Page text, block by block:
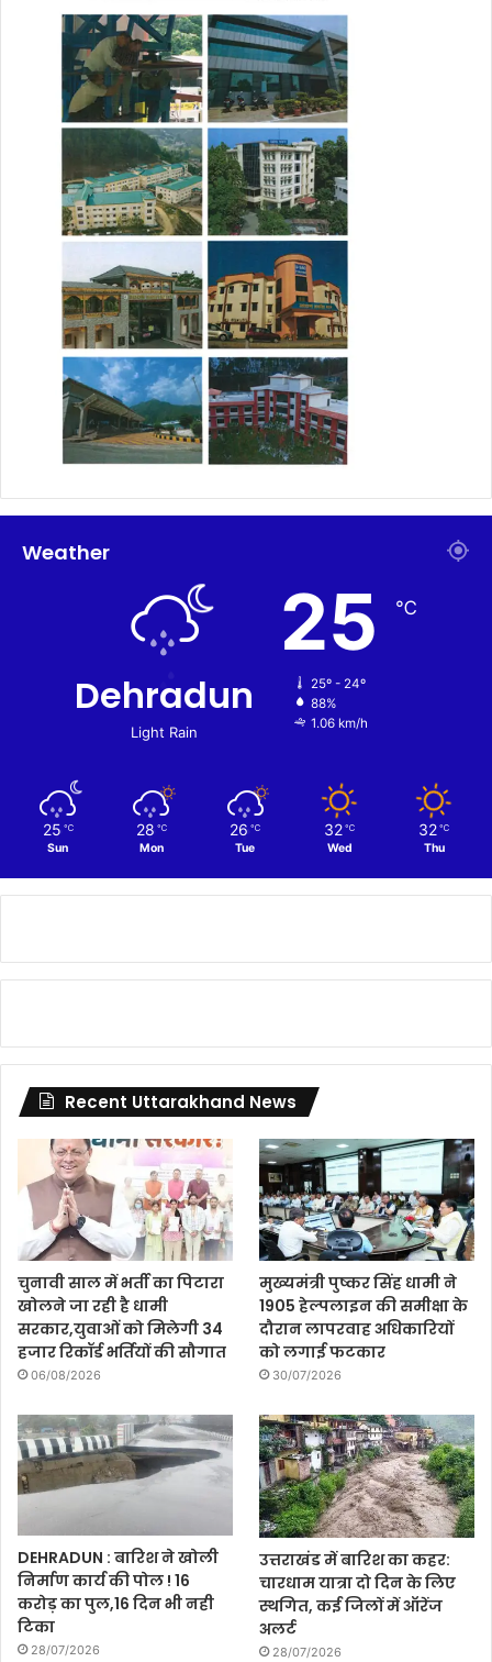
Weather
Dehradun
Light Rain
25 ℃
25º - 24º
88%
1.06 km/h
25 ℃
Sun
28 ℃
Mon
26 ℃
Tue
32 ℃
Wed
32 ℃
Thu
Recent Uttarakhand News
चुनावी साल में भर्ती का पिटारा
खोलने जा रही है धामी
सरकार,युवाओं को मिलेगी 34
हजार रिकॉर्ड भर्तियों की सौगात
06/08/2026
मुख्यमंत्री पुष्कर सिंह धामी ने
1905 हेल्पलाइन की समीक्षा के
दौरान लापरवाह अधिकारियों
को लगाई फटकार
30/07/2026
DEHRADUN : बारिश ने खोली
निर्माण कार्य की पोल ! 16
करोड़ का पुल,16 दिन भी नही
टिका
28/07/2026
उत्तराखंड में बारिश का कहर:
चारधाम यात्रा दो दिन के लिए
स्थगित, कई जिलों में ऑरेंज
अलर्ट
28/07/2026